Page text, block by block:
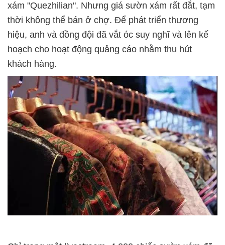
xám "Quezhilian". Nhưng giá sườn xám rất đắt, tạm
thời không thể bán ở chợ. Để phát triển thương
hiệu, anh và đồng đội đã vắt óc suy nghĩ và lên kế
hoạch cho hoạt động quảng cáo nhằm thu hút
khách hàng.